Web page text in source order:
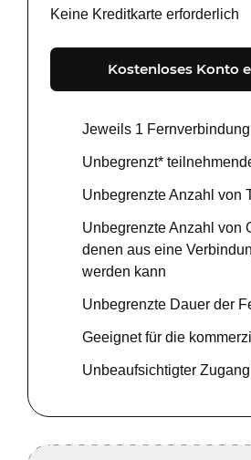
Keine Kreditkarte erforderlich
Kostenloses Konto
Jeweils 1 Fernverbindung
Unbegrenzt*
Unbegrenzte Anzahl von
Unbegrenzte Anzahl von
denen aus eine
werden kann
Unbegrenzte Dauer der
Geeignet für die
Unbeaufsichtigter